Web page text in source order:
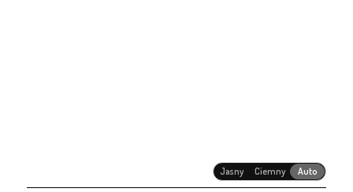
Jasny Ciemny Auto